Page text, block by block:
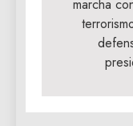
marcha